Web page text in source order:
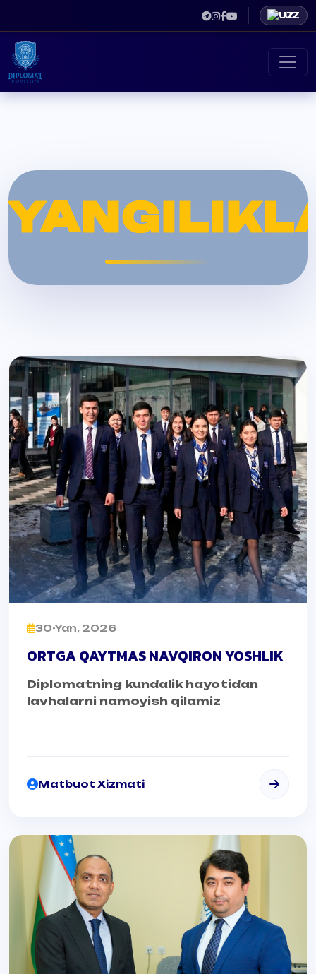
UZ
30-Yan, 2026
ORTGA QAYTMAS NAVQIRON YOSHLIK
Diplomatning kundalik hayotidan
lavhalarni namoyish qilamiz
Matbuot Xizmati